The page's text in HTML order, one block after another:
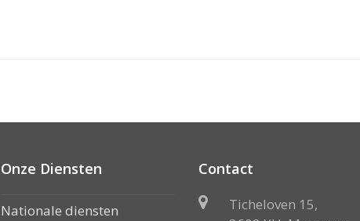
Onze Diensten
Nationale diensten
Contact
Ticheloven 15,